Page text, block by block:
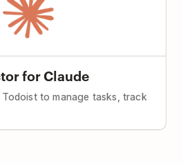
for Claude
to manage tasks, track